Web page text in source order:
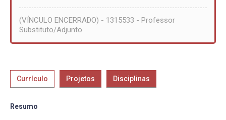
(VÍNCULO ENCERRADO) - 1315533 - Professor
Substituto/Adjunto
Currículo Projetos Disciplinas
Resumo